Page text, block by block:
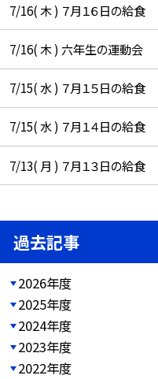
7/16( 木 ) ７月１６日の給食
7/16( 木 ) 六年生の運動会
7/15( 水 ) ７月１５日の給食
7/15( 水 ) ７月１４日の給食
7/13( 月 ) ７月１３日の給食
過去記事
2026年度
2025年度
2024年度
2023年度
2022年度